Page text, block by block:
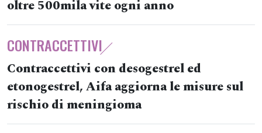
oltre 500mila vite ogni anno
CONTRACCETTIVI
Contraccettivi con desogestrel ed
etonogestrel, Aifa aggiorna le misure sul
rischio di meningioma